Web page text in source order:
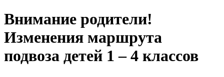
Внимание родители!
Изменения маршрута
подвоза детей 1 – 4 классов